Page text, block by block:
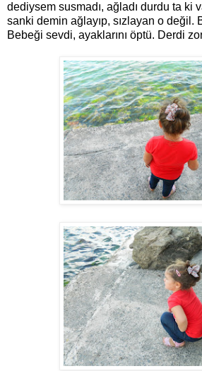
dediysem susmadı, ağladı durdu ta ki
sanki demin ağlayıp, sızlayan o değil.
Bebeği sevdi, ayaklarını öptü. Derdi